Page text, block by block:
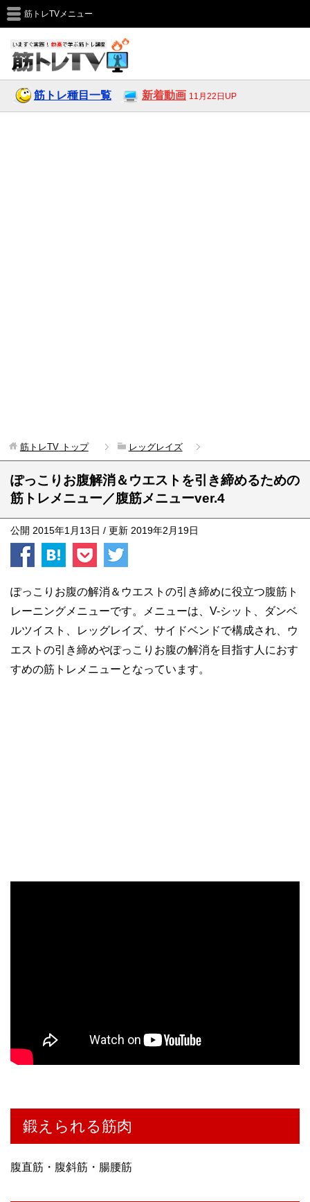
筋トレ種目一覧 新着動画 11月22日UP
筋トレTVメニュー
筋トレTVトップ レッグレイズ
ぽっこりお腹解消＆ウエストを引き締めるための
筋トレメニュー／腹筋メニューver.4
公開 2015年1月13日 / 更新 2019年2月19日
ぽっこりお腹の解消＆ウエストの引き締めに役立つ腹筋ト
レーニングメニューです。メニューは、V-シット、ダンベ
ルツイスト、レッグレイズ、サイドベンドで構成され、ウ
エストの引き締めやぽっこりお腹の解消を目指す人におす
すめの筋トレメニューとなっています。
鍛えられる筋肉
腹直筋・腹斜筋・腸腰筋